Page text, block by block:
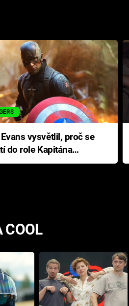
vysvětlil, proč se
do role Kapitána
COOL